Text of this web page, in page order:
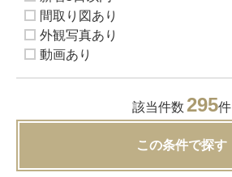
間取り図あり
外観写真あり
動画あり
該当件数 295件
この条件で探す